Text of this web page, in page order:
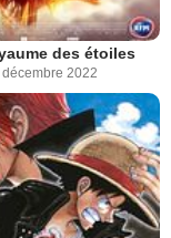
des étoiles
décembre 2022